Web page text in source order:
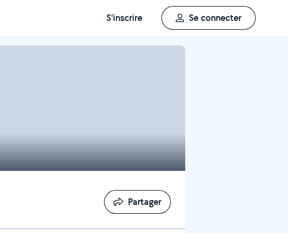
S'inscrire Se connecter
Partager
Partager